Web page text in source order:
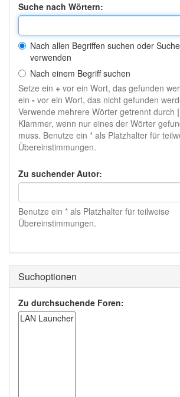
Suche nach Wörtern:
Nach allen Begriffen suchen oder
verwenden
Nach einem Begriff suchen
Setze ein + vor ein Wort, das gefunden
ein - vor ein Wort, das nicht gefunden
Verwende mehrere Wörter getrennt durch |
Klammer, wenn nur eines der Wörter
muss. Benutze ein * als Platzhalter für
Übereinstimmungen.
Zu suchender Autor:
Benutze ein * als Platzhalter für teilweise
Übereinstimmungen.
Suchoptionen
Zu durchsuchende Foren: